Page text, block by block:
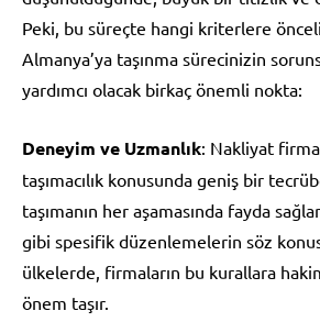
Peki, bu süreçte hangi kriterlere
Almanya’ya taşınma sürecinizin
yardımcı olacak birkaç önemli nokta:
Deneyim ve Uzmanlık: Nakliyat
taşımacılık konusunda geniş bir
taşımanın her aşamasında fayda
gibi spesifik düzenlemelerin söz
ülkelerde, firmaların bu kurallara
önem taşır.